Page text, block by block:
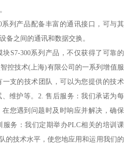
系列产品配备丰富的通讯接口，可与其
备之间的通讯和数据交换。
块S7-300系列产品，不仅获得了可靠的
控技术(上海)有限公司的一系列增值服
支的技术团队，可以为您提供的技术
维护等。2. 售后服务：我们承诺为每
您遇到问题时及时响应并解决，确保
务：我们定期举办PLC相关的培训课
的技术水平，使您地应用和运用我们的